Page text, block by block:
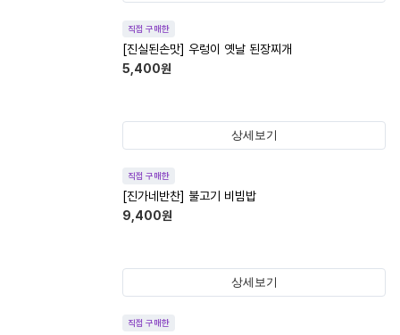
직접 구매한
[진실된손맛] 우렁이 옛날 된장찌개
5,400원
상세보기
직접 구매한
[진가네반찬] 불고기 비빔밥
9,400원
상세보기
직접 구매한